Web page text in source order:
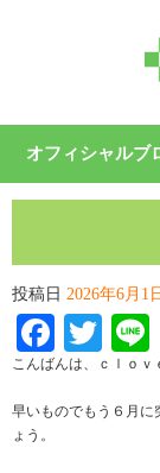
オフィシャルブ
投稿日 2026年6月1
こんばんは、ｃｌｏｖ
早いものでもう６月に
ょう。